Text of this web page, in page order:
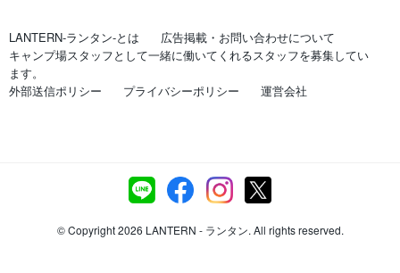
LANTERN-ランタン-とは
広告掲載・お問い合わせについて
キャンプ場スタッフとして一緒に働いてくれるスタッフを募集してい
ます。
外部送信ポリシー
プライバシーポリシー 運営会社
© Copyright 2026 LANTERN - ランタン. All rights reserved.